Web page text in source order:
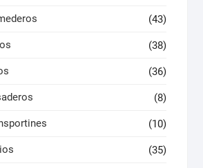
(43)
(38)
(36)
(8)
(10)
(35)